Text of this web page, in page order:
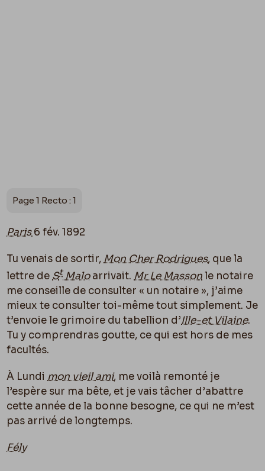
Page 1 Recto : 1
Paris6 fév. 1892
Tu venais de sortir, Mon Cher Rodrigues, que la
lettre de StMaloarrivait. Mr Le Massonle notaire
me conseille de consulter « un notaire », j’aime
mieux te consulter toi-même tout simplement. Je
t’envoie le grimoire du tabellion d’Ille-et Vilaine.
Tu y comprendras goutte, ce qui est hors de mes
facultés.
À Lundi mon vieil ami, me voilà remonté je
l’espère sur ma bête, et je vais tâcher d’abattre
cette année de la bonne besogne, ce qui ne m’est
pas arrivé de longtemps.
Fély